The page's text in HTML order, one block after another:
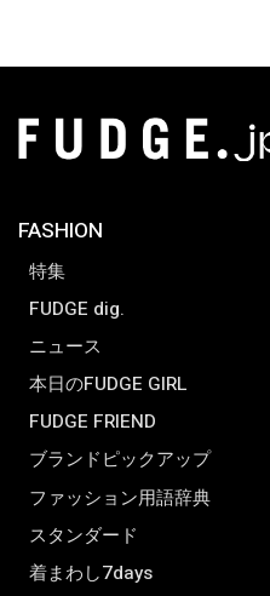
FASHION
特集
FUDGE dig.
ニュース
本日のFUDGE GIRL
FUDGE FRIEND
ブランドピックアップ
ファッション用語辞典
スタンダード
着まわし7days